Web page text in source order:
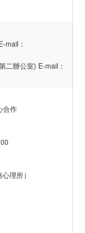
mail：
二辦公室) E-mail：
合作
理所）